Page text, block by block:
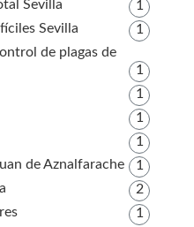
Sevilla
1
Sevilla
1
de plagas de
1
1
1
1
de Aznalfarache
1
2
1